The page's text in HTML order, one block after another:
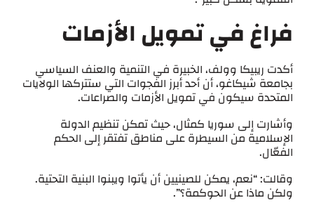
فراغ في تمويل الأزمات
أكدت ريبيكا وولف، الخبيرة في التنمية والعنف السياسي
بجامعة شيكاغو، أن أحد أبرز الفجوات التي ستتركها الولايات
المتحدة سيكون في تمويل الأزمات والصراعات.
وأشارت إلى سوريا كمثال، حيث تمكن تنظيم الدولة
الإسلامية من السيطرة على مناطق تفتقر إلى الحكم
الفعّال.
وقالت: “نعم، يمكن للصينيين أن يأتوا ويبنوا البنية التحتية.
ولكن ماذا عن الحوكمة؟”.